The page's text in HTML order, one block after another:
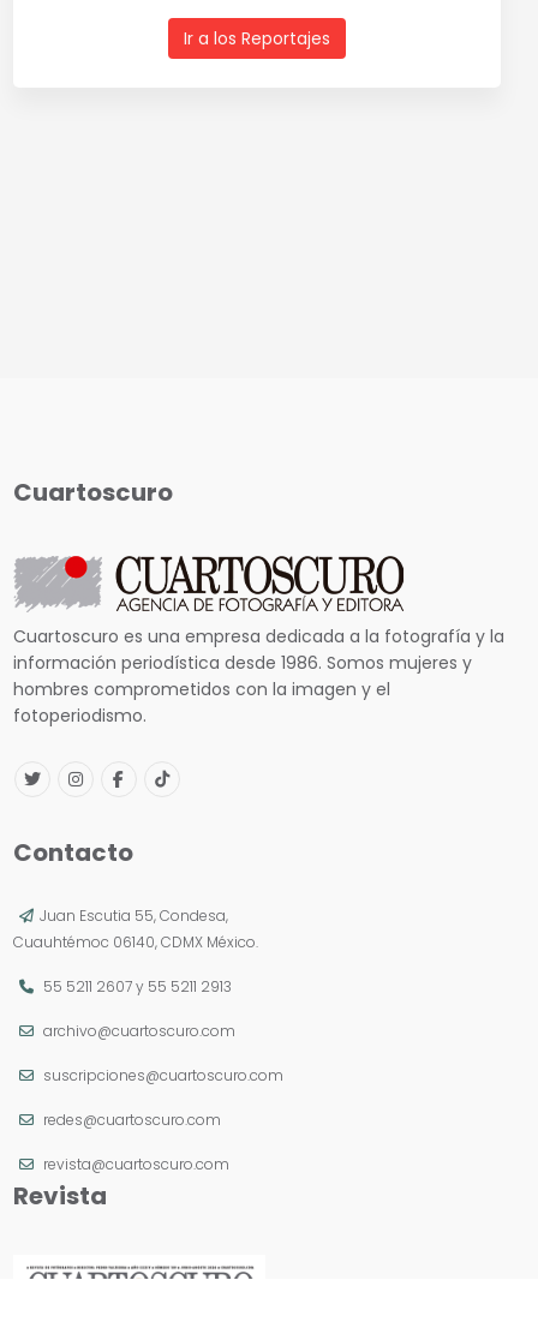
Ir a los Reportajes
Cuartoscuro
Cuartoscuro es una empresa dedicada a la fotografía y la
información periodística desde 1986. Somos mujeres y
hombres comprometidos con la imagen y el
fotoperiodismo.
Contacto
Juan Escutia 55, Condesa,
Cuauhtémoc 06140, CDMX México.
55 5211 2607y 55 5211 2913
archivo@cuartoscuro.com
suscripciones@cuartoscuro.com
redes@cuartoscuro.com
revista@cuartoscuro.com
Revista